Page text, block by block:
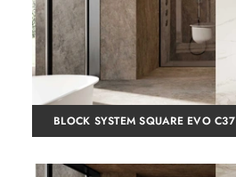
BLOCK SYSTEM SQUARE EVO C37